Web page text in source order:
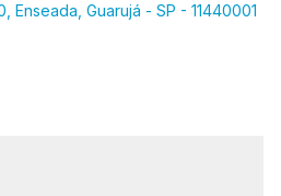
Enseada, Guarujá - SP - 11440001